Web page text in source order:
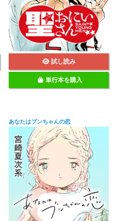
試し読み
単行本を購入
あなたはブンちゃんの恋